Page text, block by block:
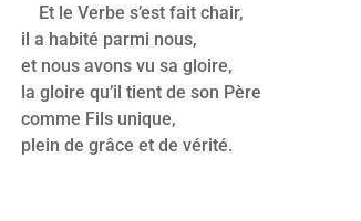
Et le Verbe s’est fait chair,
il a habité parmi nous,
et nous avons vu sa gloire,
la gloire qu’il tient de son Père
comme Fils unique,
plein de grâce et de vérité.